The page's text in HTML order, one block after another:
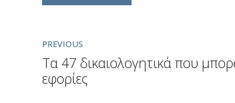
PREVIOUS
Τα 47 δικαιολογητικά που
εφορίες